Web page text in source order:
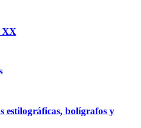
XX
estilográficas, bolígrafos y